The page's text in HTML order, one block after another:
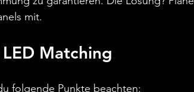
mit.
Matching
folgende Punkte beachten: